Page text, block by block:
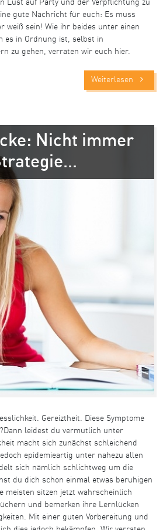
Lust auf Party und der Verpflichtung zu
gute Nachricht für euch: Es muss
weiß sein! Wie ihr beides unter einen
es in Ordnung ist, selbst in
zu gehen, verraten wir euch hier.
Weiterlesen
Nicht immer
Gereiztheit. Diese Symptome
leidest du vermutlich unter
macht sich zunächst schleichend
epidemieartig unter nahezu allen
sich nämlich schlichtweg um die
du dich schon einmal etwas beruhigen
meisten sitzen jetzt wahrscheinlich
und bemerken ihre Lernlücken
Mit einer guten Vorbereitung und